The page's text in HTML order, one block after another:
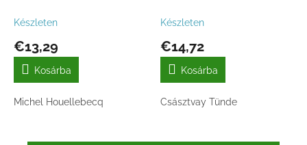
Készleten
€13,29
Kosárba
Michel Houellebecq
Készleten
€14,72
Kosárba
Császtvay Tünde